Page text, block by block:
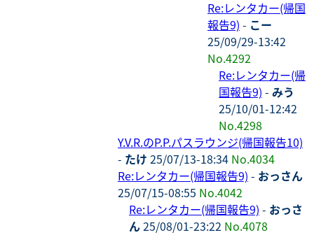
Re:レンタカー(帰国
報告9) - こー
25/09/29-13:42
No.4292
Re:レンタカー(帰
国報告9) - みう
25/10/01-12:42
No.4298
Y.V.R.のP.P.パスラウンジ(帰国報告10)
- たけ 25/07/13-18:34 No.4034
Re:レンタカー(帰国報告9) - おっさん
25/07/15-08:55 No.4042
Re:レンタカー(帰国報告9) - おっさ
ん25/08/01-23:22 No.4078